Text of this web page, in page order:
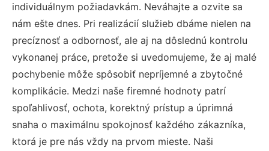
individuálnym požiadavkám. Neváhajte a ozvite sa
nám ešte dnes. Pri realizácií služieb dbáme nielen na
precíznosť a odbornosť, ale aj na dôslednú kontrolu
vykonanej práce, pretože si uvedomujeme, že aj malé
pochybenie môže spôsobiť nepríjemné a zbytočné
komplikácie. Medzi naše firemné hodnoty patrí
spoľahlivosť, ochota, korektný prístup a úprimná
snaha o maximálnu spokojnosť každého zákazníka,
ktorá je pre nás vždy na prvom mieste. Naši